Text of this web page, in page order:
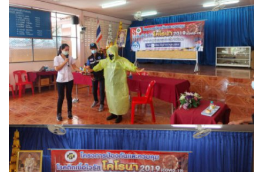
ไร่ต้นรักออร์แกนิคฟาร์ม
ไร่ศรีทองโฮมสเตย์
ไร่หลวงเทพโฮมสเตย์
ธุรกิจนำเที่ยว/ตัวแทนท่องเที่ยว
ธุรกิจรถเช่า/รถโดยสารสาธารณะ
กรีนบัสทัวร์